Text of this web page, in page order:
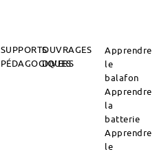
SUPPORTS
PÉDAGOGIQUES
OUVRAGES
DIVERS
Apprendre
le
balafon
Apprendre
la
batterie
Apprendre
le